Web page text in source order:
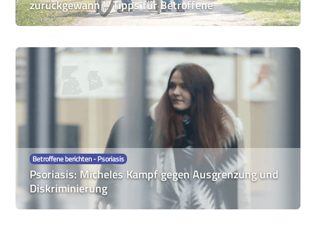
zurückgewann – Tipps für Betroffene
Betroffene berichten - Psoriasis
Psoriasis: Micheles Kampf gegen Ausgrenzung und
Diskriminierung